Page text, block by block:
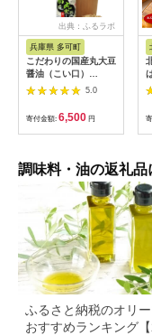
出典：ふるラボ
兵庫県 多可町
こだわりの国産丸大豆
醤油（こい口）
900ml[693]
5.0
寄付金額: 6,500 円
調味料・油の返礼
ふるさと納税のオリ
おすすめランキング